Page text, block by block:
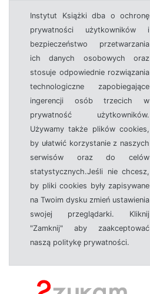
Instytut Książki dba o ochronę
prywatności użytkowników i
bezpieczeństwo przetwarzania
ich danych osobowych oraz
stosuje odpowiednie rozwiązania
technologiczne zapobiegające
ingerencji osób trzecich w
prywatność użytkowników.
Używamy także plików cookies,
by ułatwić korzystanie z naszych
serwisów oraz do celów
statystycznych.Jeśli nie chcesz,
by pliki cookies były zapisywane
na Twoim dysku zmień ustawienia
swojej przeglądarki. Kliknij
"Zamknij" aby zaakceptować
naszą politykę prywatności.